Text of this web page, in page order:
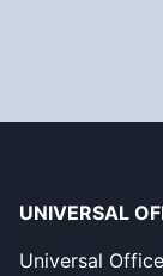
UNIVERSAL
Universal